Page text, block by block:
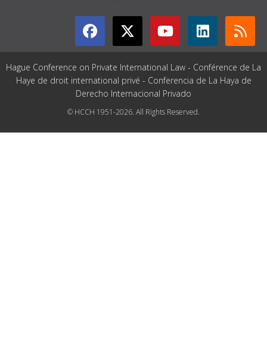
Hague Conference on Private International Law - Conférence de La
Haye de droit international privé - Conferencia de La Haya de
Derecho Internacional Privado
© HCCH 1951-2026. All Rights Reserved.